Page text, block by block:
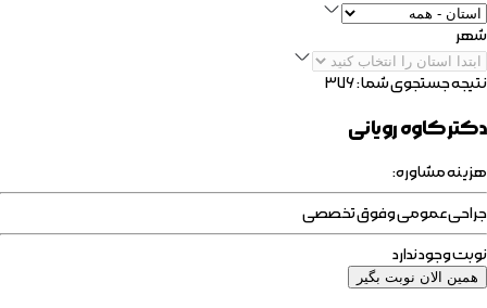
شهر
نتیجه جستجوی شما :۳۷۶
دکتر کاوه رویانی
هزینه مشاوره:
جراحی عمومی وفوق تخصصی
نوبت وجود ندارد
همین الان نوبت بگیر